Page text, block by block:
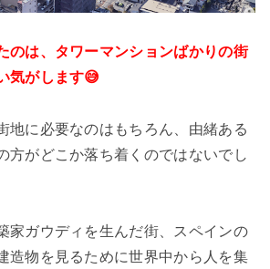
のは、タワーマンションばかりの街
気がします😅
地に必要なのはもちろん、由緒ある
方がどこか落ち着くのではないでし
家ガウディを生んだ街、スペインの
造物を見るために世界中から人を集